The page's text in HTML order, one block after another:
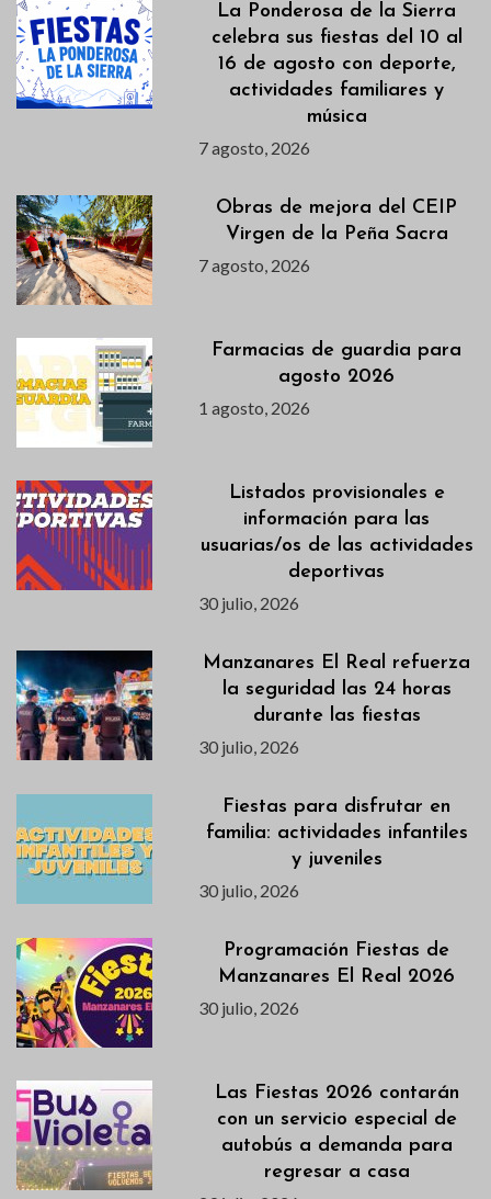
La Ponderosa de la Sierra
celebra sus fiestas del 10 al
16 de agosto con deporte,
actividades familiares y
música
7 agosto, 2026
Obras de mejora del CEIP
Virgen de la Peña Sacra
7 agosto, 2026
Farmacias de guardia para
agosto 2026
1 agosto, 2026
Listados provisionales e
información para las
usuarias/os de las actividades
deportivas
30 julio, 2026
Manzanares El Real refuerza
la seguridad las 24 horas
durante las fiestas
30 julio, 2026
Fiestas para disfrutar en
familia: actividades infantiles
y juveniles
30 julio, 2026
Programación Fiestas de
Manzanares El Real 2026
30 julio, 2026
Las Fiestas 2026 contarán
con un servicio especial de
autobús a demanda para
regresar a casa